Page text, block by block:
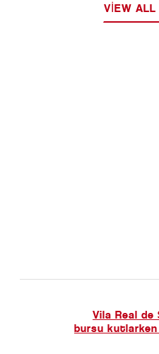
VIEW ALL
Vila Real de
bursu kutlarken